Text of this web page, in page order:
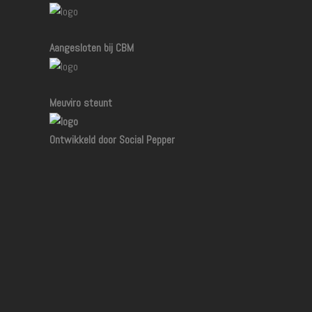
Aangesloten bij CBM
Meuviro steunt
Ontwikkeld door Social Pepper